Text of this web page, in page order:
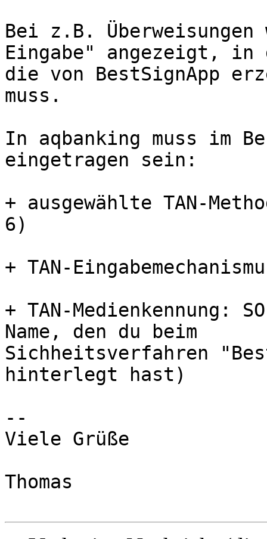
Bei z.B.
Eingabe" angezeigt, in
die von BestSignApp
muss.
In aqbanking muss im
eingetragen sein:
+ ausgewählte TAN-
6)
+ TAN-
+ TAN-Medienkennung:
Name, den du beim
Sichheitsverfahren
hinterlegt hast)
--
Viele Grüße
Thomas